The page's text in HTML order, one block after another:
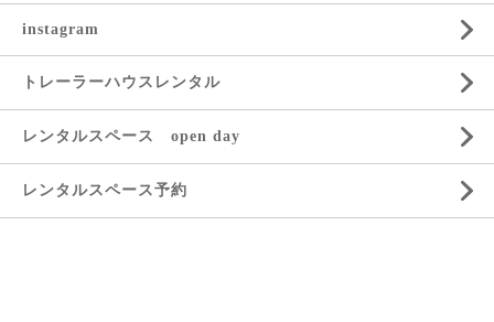
instagram
トレーラーハウスレンタル
レンタルスペース open day
レンタルスペース予約